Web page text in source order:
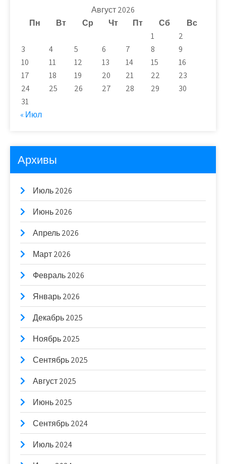
Август 2026
Пн
Вт Ср Чт Пт Сб
Вс
1
2
3
4 5 6 7 8
9
10
11 12 13 14 15
16
17
18 19 20 21 22
23
24
25 26 27 28 29
30
31
« Июл
Архивы
Июль 2026
Июнь 2026
Апрель 2026
Март 2026
Февраль 2026
Январь 2026
Декабрь 2025
Ноябрь 2025
Сентябрь 2025
Август 2025
Июнь 2025
Сентябрь 2024
Июль 2024